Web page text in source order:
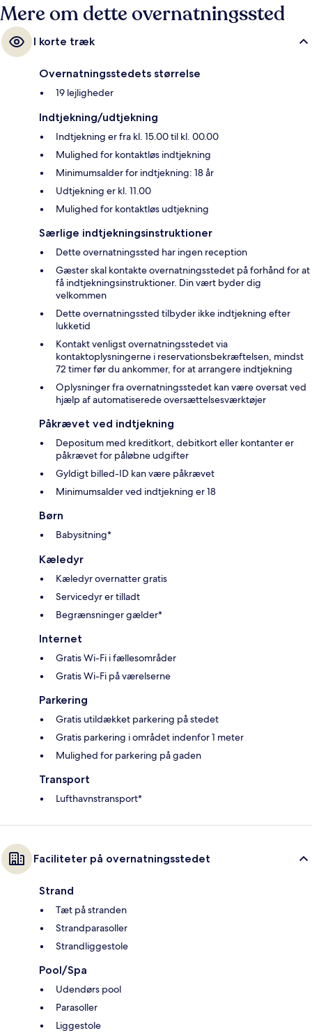
Mere om dette overnatningssted
I korte træk
Overnatningsstedets størrelse
19 lejligheder
Indtjekning/udtjekning
Indtjekning er fra kl. 15.00 til kl. 00.00
Mulighed for kontaktløs indtjekning
Minimumsalder for indtjekning: 18 år
Udtjekning er kl. 11.00
Mulighed for kontaktløs udtjekning
Særlige indtjekningsinstruktioner
Dette overnatningssted har ingen reception
Gæster skal kontakte overnatningsstedet på forhånd for at
få indtjekningsinstruktioner. Din vært byder dig
velkommen
Dette overnatningssted tilbyder ikke indtjekning efter
lukketid
Kontakt venligst overnatningsstedet via
kontaktoplysningerne i reservationsbekræftelsen, mindst
72 timer før du ankommer, for at arrangere indtjekning
Oplysninger fra overnatningsstedet kan være oversat ved
hjælp af automatiserede oversættelsesværktøjer
Påkrævet ved indtjekning
Depositum med kreditkort, debitkort eller kontanter er
påkrævet for påløbne udgifter
Gyldigt billed-ID kan være påkrævet
Minimumsalder ved indtjekning er 18
Børn
Babysitning*
Kæledyr
Kæledyr overnatter gratis
Servicedyr er tilladt
Begrænsninger gælder*
Internet
Gratis Wi-Fi i fællesområder
Gratis Wi-Fi på værelserne
Parkering
Gratis utildækket parkering på stedet
Gratis parkering i området indenfor 1 meter
Mulighed for parkering på gaden
Transport
Lufthavnstransport*
Faciliteter på overnatningsstedet
Strand
Tæt på stranden
Strandparasoller
Strandliggestole
Pool/Spa
Udendørs pool
Parasoller
Liggestole